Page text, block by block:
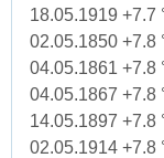
18.05.1919 +7.7
02.05.1850 +7.8
04.05.1861 +7.8
04.05.1867 +7.8
14.05.1897 +7.8
02.05.1914 +7.8